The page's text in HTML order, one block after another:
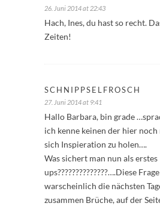
26. Juni 2014 at 22:43
Hach, Ines, du hast so recht.
Zeiten!
SCHNIPPSELFROSCH
27. Juni 2014 at 9:41
Hallo Barbara, bin grade
ich kenne keinen der hier
sich Inspieration zu holen….
Was sichert man nun als erstes
ups??????????????….Diese
warscheinlich die nächsten
zusammen Brüche, auf der